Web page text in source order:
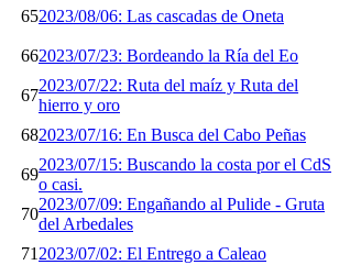
652023/08/06: Las cascadas de Oneta
662023/07/23: Bordeando la Ría del Eo
67
2023/07/22: Ruta del maíz y Ruta del
hierro y oro
682023/07/16: En Busca del Cabo Peñas
69
2023/07/15: Buscando la costa por el CdS
o casi.
70
2023/07/09: Engañando al Pulide - Gruta
del Arbedales
71 2023/07/02: El Entrego a Caleao